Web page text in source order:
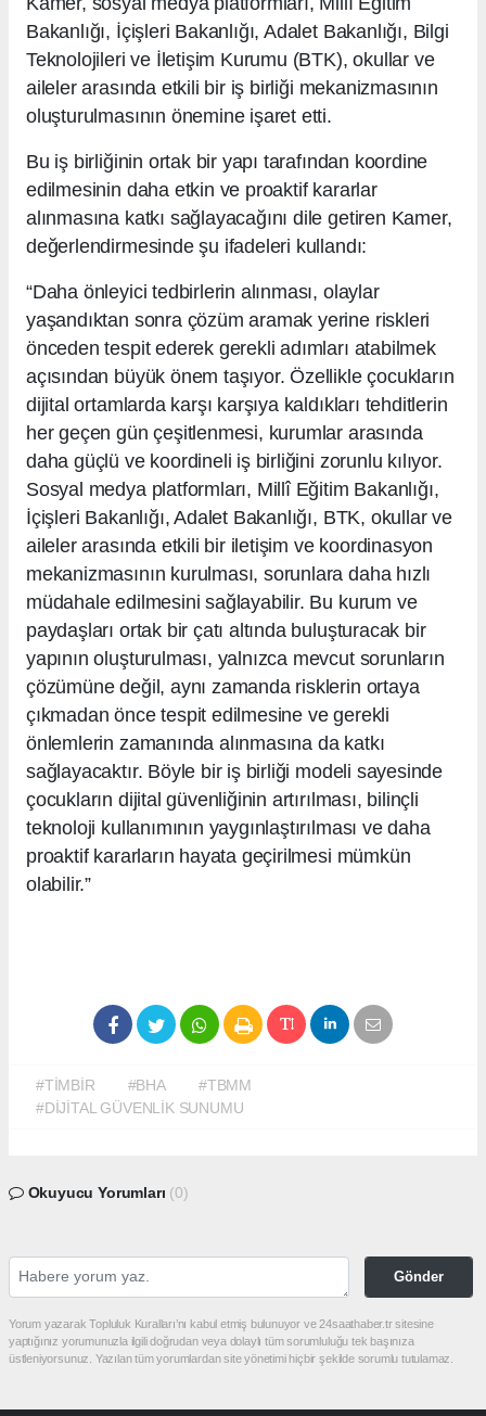
Bakanlığı, İçişleri Bakanlığı, Adalet Bakanlığı, Bilgi
Teknolojileri ve İletişim Kurumu (BTK), okullar ve
aileler arasında etkili bir iş birliği mekanizmasının
oluşturulmasının önemine işaret etti.
Bu iş birliğinin ortak bir yapı tarafından koordine
edilmesinin daha etkin ve proaktif kararlar
alınmasına katkı sağlayacağını dile getiren Kamer,
değerlendirmesinde şu ifadeleri kullandı:
“Daha önleyici tedbirlerin alınması, olaylar
yaşandıktan sonra çözüm aramak yerine riskleri
önceden tespit ederek gerekli adımları atabilmek
açısından büyük önem taşıyor. Özellikle çocukların
dijital ortamlarda karşı karşıya kaldıkları tehditlerin
her geçen gün çeşitlenmesi, kurumlar arasında
daha güçlü ve koordineli iş birliğini zorunlu kılıyor.
Sosyal medya platformları, Millî Eğitim Bakanlığı,
İçişleri Bakanlığı, Adalet Bakanlığı, BTK, okullar ve
aileler arasında etkili bir iletişim ve koordinasyon
mekanizmasının kurulması, sorunlara daha hızlı
müdahale edilmesini sağlayabilir. Bu kurum ve
paydaşları ortak bir çatı altında buluşturacak bir
yapının oluşturulması, yalnızca mevcut sorunların
çözümüne değil, aynı zamanda risklerin ortaya
çıkmadan önce tespit edilmesine ve gerekli
önlemlerin zamanında alınmasına da katkı
sağlayacaktır. Böyle bir iş birliği modeli sayesinde
çocukların dijital güvenliğinin artırılması, bilinçli
teknoloji kullanımının yaygınlaştırılması ve daha
proaktif kararların hayata geçirilmesi mümkün
olabilir.”
#TİMBİR #BHA
#TBMM
#DİJİTAL GÜVENLİK SUNUMU
Okuyucu Yorumları (0)
Gönder
Yorum yazarak Topluluk Kuralları’nı kabul etmiş bulunuyor ve 24saathaber.tr sitesine
yaptığınız yorumunuzla ilgili doğrudan veya dolaylı tüm sorumluluğu tek başınıza
üstleniyorsunuz. Yazılan tüm yorumlardan site yönetimi hiçbir şekilde sorumlu tutulamaz.